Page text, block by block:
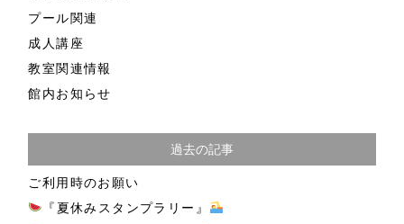
プール関連
成人講座
教室関連情報
館内お知らせ
過去の記事
ご利用時のお願い
『夏休みスタンプラリー』